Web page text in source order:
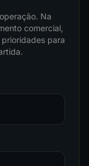
Na
comercial,
prioridades para